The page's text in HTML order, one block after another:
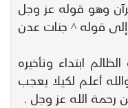
وهو قوله عز وجل
ثم أورثنا الكتاب الذين > 2 ! إلى قوله ^ جنات عدن
ابتداء وتأخيره
أعلم لكيلا يعجب
رحمة الله عز وجل .